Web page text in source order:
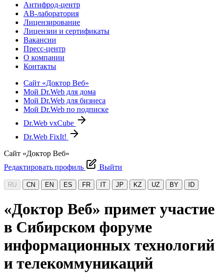
Антифрод-центр
АВ-лаборатория
Лицензирование
Лицензии и сертификаты
Вакансии
Пресс-центр
О компании
Контакты
Сайт «Доктор Веб»
Мой Dr.Web для дома
Мой Dr.Web для бизнеса
Мой Dr.Web по подписке
Dr.Web vxCube
Dr.Web FixIt!
Сайт «Доктор Веб»
Редактировать профиль
Выйти
RU CN EN ES FR IT JP KZ UZ BY ID
«Доктор Веб» примет участие
в Сибирском форуме
информационных технологий
и телекоммуникаций